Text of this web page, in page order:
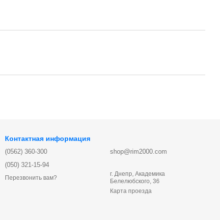
Контактная информация
(0562) 360-300
(050) 321-15-94
Перезвонить вам?
shop@rim2000.com
г. Днепр, Академика
Белелюбского, 36
Карта проезда